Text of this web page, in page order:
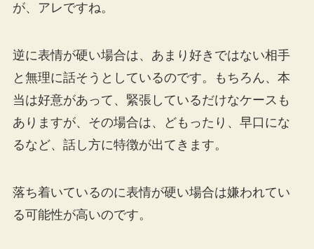
が、アレですね。
逆に表情が硬い場合は、あまり好きではない相手
と無理に話そうとしているのです。もちろん、本
当は好意があって、緊張しているだけなケースも
ありますが、その場合は、どもったり、早口にな
るなど、話し方に特徴が出てきます。
落ち着いているのに表情が硬い場合は嫌われてい
る可能性が高いのです。